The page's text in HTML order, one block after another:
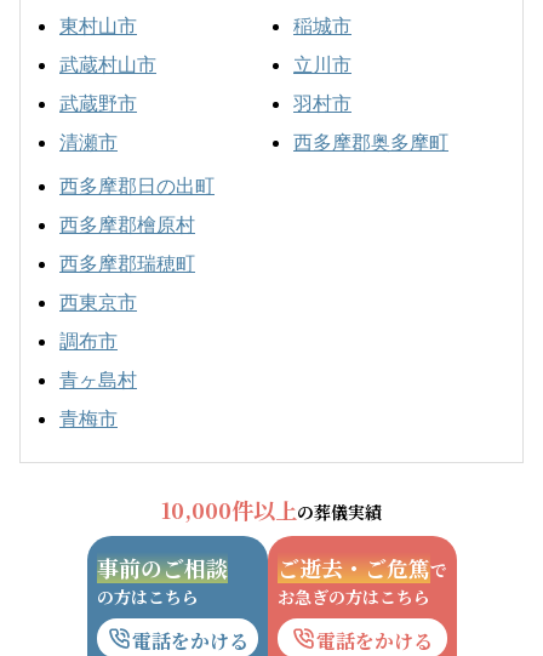
東村山市
武蔵村山市
武蔵野市
清瀬市
稲城市
立川市
羽村市
西多摩郡奥多摩町
西多摩郡日の出町
西多摩郡檜原村
西多摩郡瑞穂町
西東京市
調布市
青ヶ島村
青梅市
10,000件以上の葬儀実績
事前のご相談
の方はこちら
電話をかける
ご逝去・ご危篤で
お急ぎの方はこちら
電話をかける